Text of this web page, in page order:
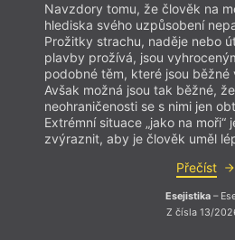
Navzdory tomu, že člověk na
hlediska svého uzpůsobení
Prožitky strachu, naděje nebo
plavby prožívá, jsou
podobné těm, které jsou běžné
Avšak možná jsou tak běžné,
neohraničenosti se s nimi jen
Extrémní situace „jako na moři“
zvýraznit, aby je člověk uměl
Přečíst
Esejistika –
Z čísla 13/